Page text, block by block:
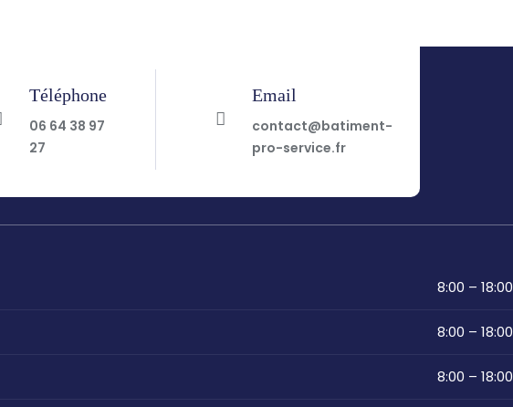
Téléphone
06 64 38 97
27
Email
contact@batiment-
pro-service.fr
8:00 – 18:00
8:00 – 18:00
8:00 – 18:00